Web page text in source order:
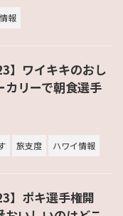
報
】ワイキキのおし
カリーで朝食選手
旅支度 ハワイ情報
】ポキ選手権開